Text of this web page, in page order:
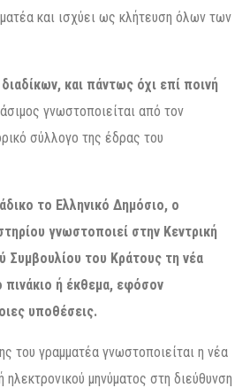
και ισχύει ως κλήτευση όλων των
και πάντως όχι επί ποινή
γνωστοποιείται από τον
σύλλογο της έδρας του
το Ελληνικό Δημόσιο, ο
γνωστοποιεί στην Κεντρική
Συμβουλίου του Κράτους τη νέα
πινάκιο ή έκθεμα, εφόσον
υποθέσεις.
του γραμματέα γνωστοποιείται η νέα
μηνύματος στη διεύθυνση